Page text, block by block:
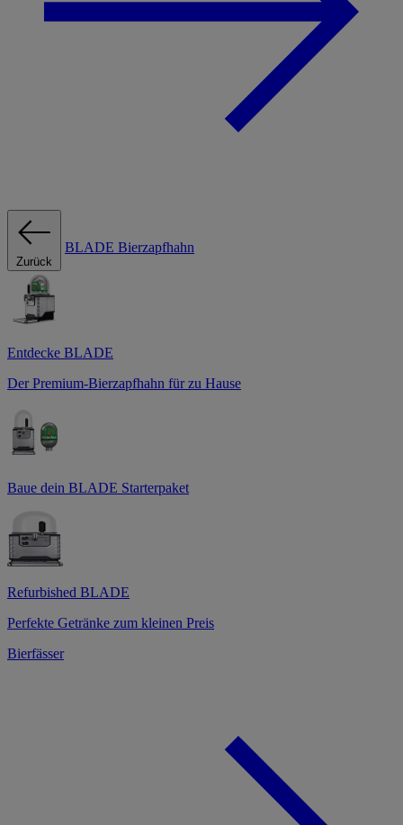
Zurück
BLADE Bierzapfhahn
Entdecke BLADE
Der Premium-Bierzapfhahn für zu Hause
Baue dein BLADE Starterpaket
Refurbished BLADE
Perfekte Getränke zum kleinen Preis
Bierfässer